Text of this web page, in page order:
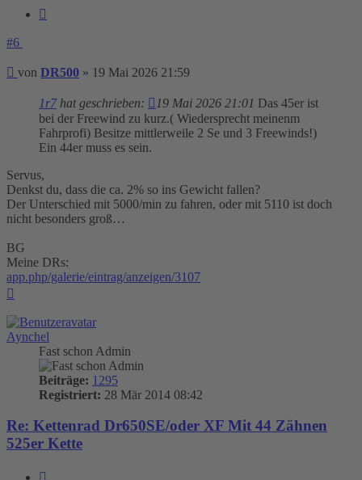
#6
Beitrag
von DR500 » 19 Mai 2026 21:59
1r7hat geschrieben: 19 Mai 2026 21:01 Das 45er ist
bei der Freewind zu kurz.( Wiedersprecht meinenm
Fahrprofi) Besitze mittlerweile 2 Se und 3 Freewinds!)
Ein 44er muss es sein.
Servus,
Denkst du, dass die ca. 2% so ins Gewicht fallen?
Der Unterschied mit 5000/min zu fahren, oder mit 5110 ist doch
nicht besonders groß…
BG
Meine DRs:
app.php/galerie/eintrag/anzeigen/3107
Aynchel
Fast schon Admin
Beiträge: 1295
Registriert: 28 Mär 2014 08:42
Re: Kettenrad Dr650SE/oder XF Mit 44 Zähnen
525er Kette